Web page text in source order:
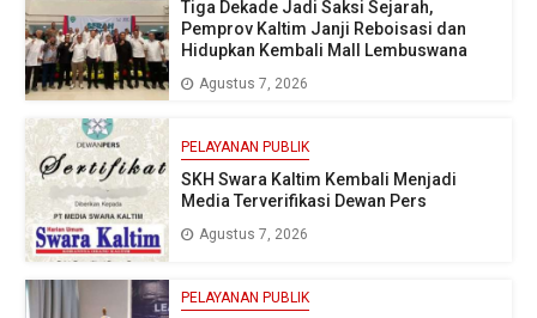
Tiga Dekade Jadi Saksi Sejarah,
Pemprov Kaltim Janji Reboisasi dan
Hidupkan Kembali Mall Lembuswana
Agustus 7, 2026
PELAYANAN PUBLIK
SKH Swara Kaltim Kembali Menjadi
Media Terverifikasi Dewan Pers
Agustus 7, 2026
PELAYANAN PUBLIK